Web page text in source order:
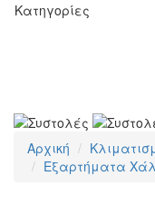
Κατηγορίες
Αρχική
Εξαρτήματα